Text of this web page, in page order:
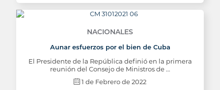
NACIONALES
Aunar esfuerzos por el bien de Cuba
El Presidente de la República definió en la primera
reunión del Consejo de Ministros de …
1 de Febrero de 2022